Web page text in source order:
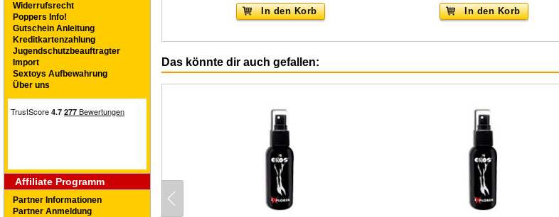
Widerrufsrecht
Poppers Info!
Gutschein Anleitung
Kreditkartenzahlung
Jugendschutzbeauftragter
Import
Sextoys Aufbewahrung
Über uns
Affiliate Programm
Partner Informationen
Partner Anmeldung
In den Korb
In den Korb
Das könnte dir auch gefallen: